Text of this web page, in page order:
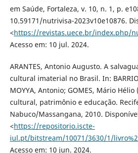
em Saúde, Fortaleza, v. 10, n. 1, p.
10.59171/nutrivisa-2023v10e10876.
<https://revistas.uece.br/index.php/
Acesso em: 10 jul. 2024.
ARANTES, Antonio Augusto. A
cultural imaterial no Brasil. In:
MOYYA, Antonio; GOMES, Mário
cultural, patrimônio e educação.
Nabuco/Massangana, 2010.
<https://repositorio.iscte-
iul.pt/bitstream/10071/3630/1/
Acesso em: 10 jun. 2024.